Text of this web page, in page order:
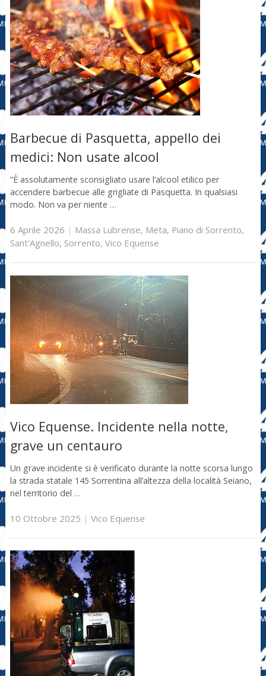
Barbecue di Pasquetta, appello dei
medici: Non usate alcool
“È assolutamente sconsigliato usare l’alcool etilico per
accendere barbecue alle grigliate di Pasquetta. In qualsiasi
modo. Non va per niente …
6 Aprile 2026 | Massa Lubrense, Meta, Piano di Sorrento,
Sant'Agnello, Sorrento, Vico Equense
Vico Equense. Incidente nella notte,
grave un centauro
Un grave incidente si è verificato durante la notte scorsa lungo
la strada statale 145 Sorrentina all’altezza della località Seiano,
nel territorio del …
10 Ottobre 2025 | Vico Equense